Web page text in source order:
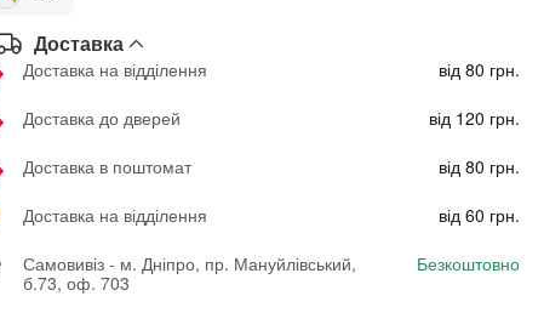
Доставка
Доставка на відділення
від 80 грн.
Доставка до дверей
від 120 грн.
Доставка в поштомат
від 80 грн.
Доставка на відділення
від 60 грн.
Самовивіз - м. Дніпро, пр. Мануйлівський,
б.73, оф. 703
Безкоштовно